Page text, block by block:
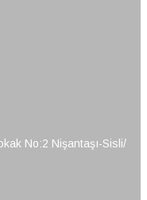
No:2 Nişantaşı-Sisli/